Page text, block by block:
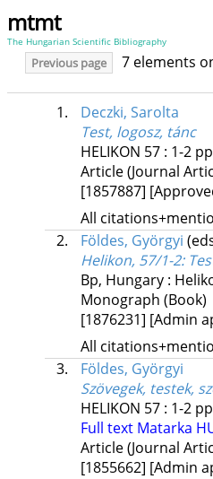
mtmt
The Hungarian Scientific Bibliography
Previous page 7 elements
1.
Deczki, Sarolta
Test, logosz, tánc
HELIKON 57: 1-2
Article (Journal
[1857887]
All
2.
Földes, Györgyi
Helikon, 57/1-2:
Bp, Hungary :
Monograph (Book)
[1876231] [Admin
All
3.
Földes, Györgyi
Szövegek, testek,
HELIKON 57: 1-2
Full text Matarka
Article (Journal
[1855662] [Admin